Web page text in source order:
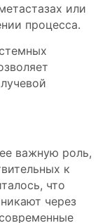
или
процесса.
важную роль,
к
что
через